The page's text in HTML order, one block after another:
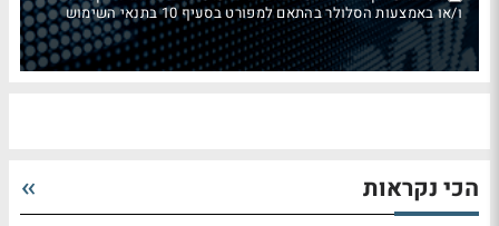
ו/או באמצעות הסלולר בהתאם למפורט בסעיף 10 בתנאי השימוש
הכי נקראות